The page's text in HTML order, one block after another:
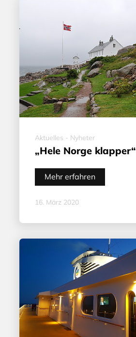
Aktuelles - Nyheter
„Hele Norge klapper“
Mehr erfahren
16. März 2020